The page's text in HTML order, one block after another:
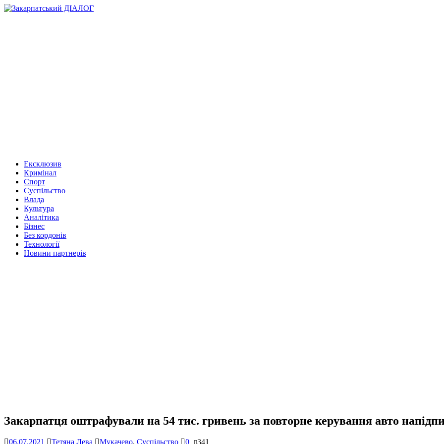
Ексклюзив
Кримінал
Спорт
Суспільство
Влада
Культура
Аналітика
Бізнес
Без кордонів
Технології
Новини партнерів
Закарпатця оштрафували на 54 тис. гривень за повторне керування авто
06.07.2021 Тетяна Лева Мукачево, Суспільство 0 341